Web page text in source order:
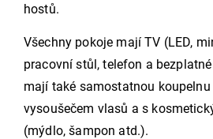
hostů.
Všechny pokoje mají TV (LED,
pracovní stůl, telefon a
mají také samostatnou koupelnu
vysoušečem vlasů a s
(mýdlo, šampon atd.).